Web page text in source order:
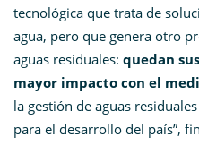
tecnológica que trata de
agua, pero que genera otro
aguas residuales: quedan
mayor impacto con el
la gestión de aguas
para el desarrollo del país”,